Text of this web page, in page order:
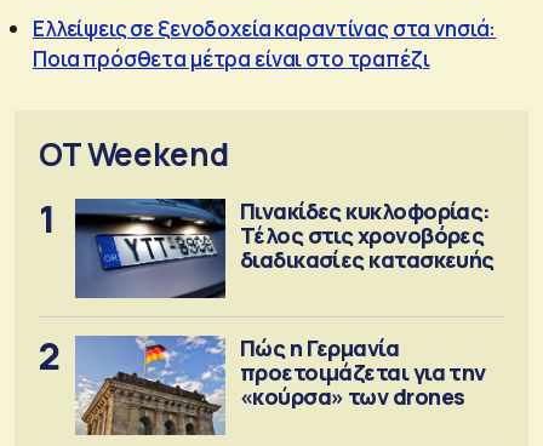
Ελλείψεις σε ξενοδοχεία καραντίνας στα νησιά:
Ποια πρόσθετα μέτρα είναι στο τραπέζι
OT Weekend
1
Πινακίδες κυκλοφορίας:
Τέλος στις χρονοβόρες
διαδικασίες κατασκευής
2
Πώς η Γερμανία
προετοιμάζεται για την
«κούρσα» των drones